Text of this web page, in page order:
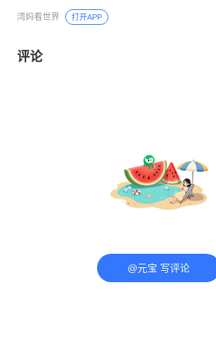
湾妈看世界 打开APP
评论
@元宝 写评论